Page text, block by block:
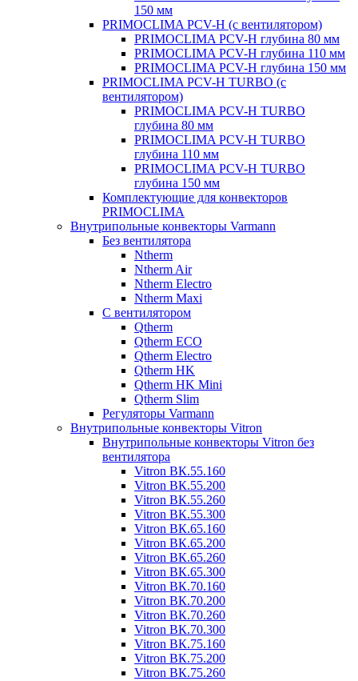
150 мм
PRIMOCLIMA PCV-H (c вентилятором)
PRIMOCLIMA PCV-H глубина 80 мм
PRIMOCLIMA PCV-H глубина 110 мм
PRIMOCLIMA PCV-H глубина 150 мм
PRIMOCLIMA PCV-H TURBO (c
вентилятором)
PRIMOCLIMA PCV-H TURBO
глубина 80 мм
PRIMOCLIMA PCV-H TURBO
глубина 110 мм
PRIMOCLIMA PCV-H TURBO
глубина 150 мм
Комплектующие для конвекторов
PRIMOCLIMA
Внутрипольные конвекторы Varmann
Без вентилятора
Ntherm
Ntherm Air
Ntherm Electro
Ntherm Maxi
С вентилятором
Qtherm
Qtherm ECO
Qtherm Electro
Qtherm HK
Qtherm HK Mini
Qtherm Slim
Регуляторы Varmann
Внутрипольные конвекторы Vitron
Внутрипольные конвекторы Vitron без
вентилятора
Vitron ВК.55.160
Vitron ВК.55.200
Vitron ВК.55.260
Vitron ВК.55.300
Vitron ВК.65.160
Vitron ВК.65.200
Vitron ВК.65.260
Vitron ВК.65.300
Vitron ВК.70.160
Vitron ВК.70.200
Vitron ВК.70.260
Vitron ВК.70.300
Vitron ВК.75.160
Vitron ВК.75.200
Vitron ВК.75.260